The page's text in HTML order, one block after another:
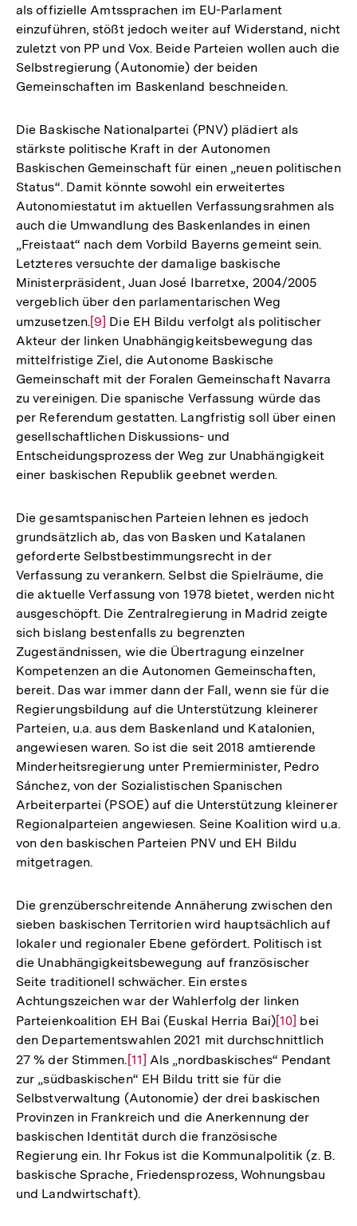
als offizielle Amtssprachen im EU-Parlament
einzuführen, stößt jedoch weiter auf Widerstand, nicht
zuletzt von PP und Vox. Beide Parteien wollen auch die
Selbstregierung (Autonomie) der beiden
Gemeinschaften im Baskenland beschneiden.
Die Baskische Nationalpartei (PNV) plädiert als
stärkste politische Kraft in der Autonomen
Baskischen Gemeinschaft für einen „neuen politischen
Status“. Damit könnte sowohl ein erweitertes
Autonomiestatut im aktuellen Verfassungsrahmen als
auch die Umwandlung des Baskenlandes in einen
„Freistaat“ nach dem Vorbild Bayerns gemeint sein.
Letzteres versuchte der damalige baskische
Ministerpräsident, Juan José Ibarretxe, 2004/2005
vergeblich über den parlamentarischen Weg
umzusetzen.Zur
Auflösung
der
Fußnote
[9] Die EH Bildu verfolgt als politischer
Akteur der linken Unabhängigkeitsbewegung das
mittelfristige Ziel, die Autonome Baskische
Gemeinschaft mit der Foralen Gemeinschaft Navarra
zu vereinigen. Die spanische Verfassung würde das
per Referendum gestatten. Langfristig soll über einen
gesellschaftlichen Diskussions- und
Entscheidungsprozess der Weg zur Unabhängigkeit
einer baskischen Republik geebnet werden.
Die gesamtspanischen Parteien lehnen es jedoch
grundsätzlich ab, das von Basken und Katalanen
geforderte Selbstbestimmungsrecht in der
Verfassung zu verankern. Selbst die Spielräume, die
die aktuelle Verfassung von 1978 bietet, werden nicht
ausgeschöpft. Die Zentralregierung in Madrid zeigte
sich bislang bestenfalls zu begrenzten
Zugeständnissen, wie die Übertragung einzelner
Kompetenzen an die Autonomen Gemeinschaften,
bereit. Das war immer dann der Fall, wenn sie für die
Regierungsbildung auf die Unterstützung kleinerer
Parteien, u.a. aus dem Baskenland und Katalonien,
angewiesen waren. So ist die seit 2018 amtierende
Minderheitsregierung unter Premierminister, Pedro
Sánchez, von der Sozialistischen Spanischen
Arbeiterpartei (PSOE) auf die Unterstützung kleinerer
Regionalparteien angewiesen. Seine Koalition wird u.a.
von den baskischen Parteien PNV und EH Bildu
mitgetragen.
Die grenzüberschreitende Annäherung zwischen den
sieben baskischen Territorien wird hauptsächlich auf
lokaler und regionaler Ebene gefördert. Politisch ist
die Unabhängigkeitsbewegung auf französischer
Seite traditionell schwächer. Ein erstes
Achtungszeichen war der Wahlerfolg der linken
Parteienkoalition EH Bai (Euskal Herria Bai)Zur
Auflösung
der
Fußnote
[10] bei
den Departementswahlen 2021 mit durchschnittlich
27 % der Stimmen. Zur
Auflösung
der
Fußnote
[11] Als „nordbaskisches“ Pendant
zur „südbaskischen“ EH Bildu tritt sie für die
Selbstverwaltung (Autonomie) der drei baskischen
Provinzen in Frankreich und die Anerkennung der
baskischen Identität durch die französische
Regierung ein. Ihr Fokus ist die Kommunalpolitik (z. B.
baskische Sprache, Friedensprozess, Wohnungsbau
und Landwirtschaft).